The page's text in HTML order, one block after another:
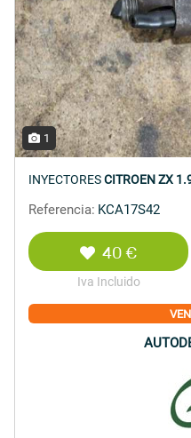
1
INYECTORESCITROEN ZX
Referencia: KCA17S42
40 €
Iva Incluido